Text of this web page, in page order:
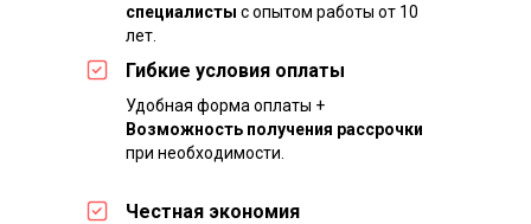
специалисты с опытом работы от 10
лет.
Удобная форма оплаты +
Возможность получения рассрочки
при необходимости.
Гибкие условия оплаты
Честная экономия